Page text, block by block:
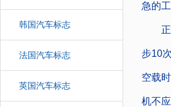
韩国汽车标志
法国汽车标志
英国汽车标志
急的
正确
步10
空载
机不